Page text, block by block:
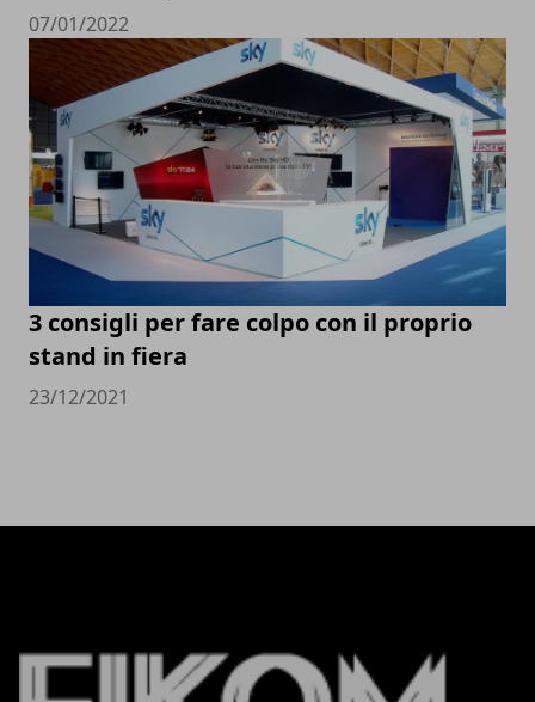
07/01/2022
3 consigli per fare colpo con il proprio
stand in fiera
23/12/2021